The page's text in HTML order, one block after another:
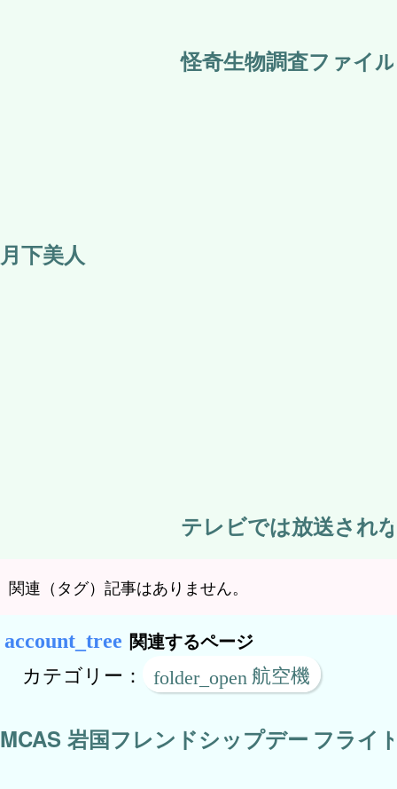
月下美人
怪奇生物調査ファイ
テレビでは放送され
関連（タグ）記事はありません。
関連するページ
カテゴリー： 航空機
MCAS 岩国フレンドシップデー フライ